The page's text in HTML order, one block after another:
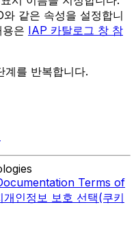
같은 속성을 설정합니
은 IAP 카탈로그 창 참
계를 반복합니다.
Terms of
개인정보 보호 선택(쿠키